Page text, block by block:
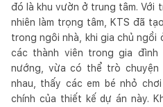
đó là khu vườn ở trung tâm. Với
nhiên làm trọng tâm, KTS đã
trong ngôi nhà, khi gia chủ
các thành viên trong gia đình
nướng, vừa có thể trò
nhau, thấy các em bé nhỏ
chính của thiết kế dự án này.